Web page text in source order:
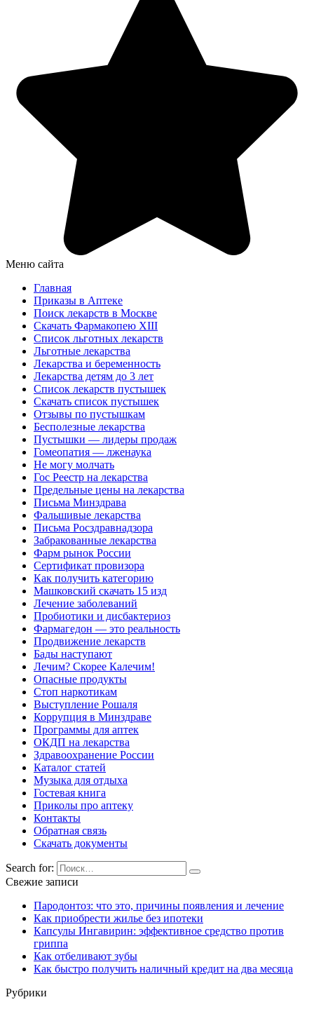
Меню сайта
Главная
Приказы в Аптеке
Поиск лекарств в Москве
Скачать Фармакопею XIII
Список льготных лекарств
Льготные лекарства
Лекарства и беременность
Лекарства детям до 3 лет
Список лекарств пустышек
Скачать список пустышек
Отзывы по пустышкам
Бесполезные лекарства
Пустышки — лидеры продаж
Гомеопатия — лженаука
Не могу молчать
Гос Реестр на лекарства
Предельные цены на лекарства
Письма Минздрава
Фальшивые лекарства
Письма Росздравнадзора
Забракованные лекарства
Фарм рынок России
Сертификат провизора
Как получить категорию
Машковский скачать 15 изд
Лечение заболеваний
Пробиотики и дисбактериоз
Фармагедон — это реальность
Продвижение лекарств
Бады наступают
Лечим? Скорее Калечим!
Опасные продукты
Стоп наркотикам
Выступление Рошаля
Коррупция в Минздраве
Программы для аптек
ОКДП на лекарства
Здравоохранение России
Каталог статей
Музыка для отдыха
Гостевая книга
Приколы про аптеку
Контакты
Обратная связь
Скачать документы
Search for:
Свежие записи
Пародонтоз: что это, причины появления и лечение
Как приобрести жилье без ипотеки
Капсулы Ингавирин: эффективное средство против
гриппа
Как отбеливают зубы
Как быстро получить наличный кредит на два месяца
Рубрики